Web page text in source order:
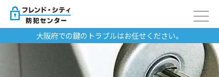
大阪府での鍵のトラブルはお任せください。